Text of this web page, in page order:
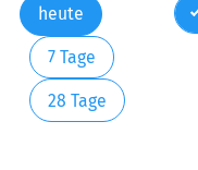
heute
7 Tage
28 Tage